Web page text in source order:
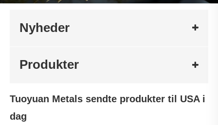
Nyheder
Produkter
Tuoyuan Metals sendte produkter til USA i
dag